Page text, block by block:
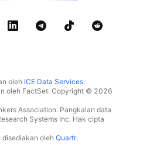
oleh ICE Data Services.
oleh FactSet. Copyright © 2026
Association. Pangkalan data
Systems Inc. Hak cipta
disediakan oleh Quartr.